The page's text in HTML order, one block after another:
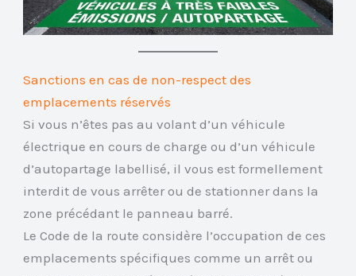
Sanctions en cas de non-respect des
emplacements réservés
Si vous n’êtes pas au volant d’un véhicule
électrique en cours de charge ou d’un véhicule
d’autopartage labellisé, il vous est formellement
interdit de vous arrêter ou de stationner dans la
zone précédant le panneau barré.
Le Code de la route considère l’occupation de ces
emplacements spécifiques comme un arrêt ou